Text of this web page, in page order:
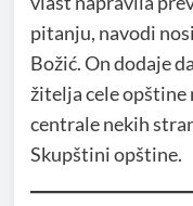
pitanju, navodi
Božić. On dodaje
žitelja cele opštine
centrale nekih
Skupštini opštine.